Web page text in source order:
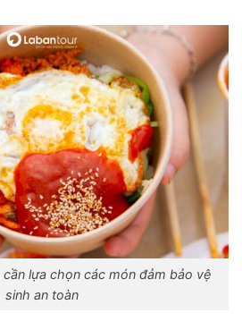
lựa chọn các món đảm bảo vệ
sinh an toàn